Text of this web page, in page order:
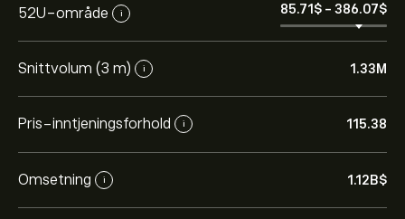
52U-område i 85.71‎$‎ - 386.07‎$‎
Snittvolum (3 m) i 1.33M
Pris-inntjeningsforhold i 115.38
Omsetning i 1.12B‎$‎